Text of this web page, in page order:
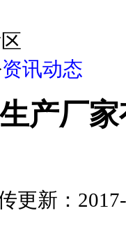
资讯动态
产厂
更新：